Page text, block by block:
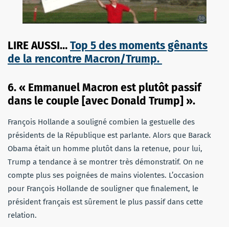
LIRE AUSSI…Top 5 des moments gênants
de la rencontre Macron/Trump.
6. « Emmanuel Macron est plutôt passif
dans le couple [avec Donald Trump] ».
François Hollande a souligné combien la gestuelle des
présidents de la République est parlante. Alors que Barack
Obama était un homme plutôt dans la retenue, pour lui,
Trump a tendance à se montrer très démonstratif. On ne
compte plus ses poignées de mains violentes. L’occasion
pour François Hollande de souligner que finalement, le
président français est sûrement le plus passif dans cette
relation.